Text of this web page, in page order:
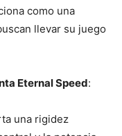
como una
llevar su juego
Eternal Speed:
una rigidez